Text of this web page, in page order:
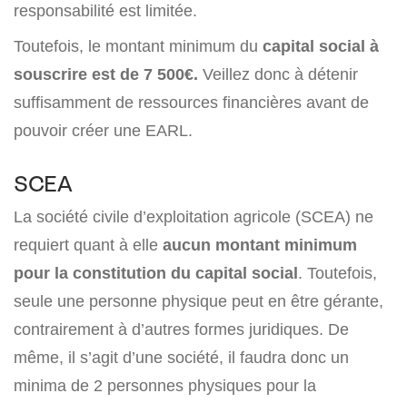
responsabilité est limitée.
Toutefois, le montant minimum du capital social à
souscrire est de 7 500€. Veillez donc à détenir
suffisamment de ressources financières avant de
pouvoir créer une EARL.
SCEA
La société civile d’exploitation agricole (SCEA) ne
requiert quant à elle aucun montant minimum
pour la constitution du capital social. Toutefois,
seule une personne physique peut en être gérante,
contrairement à d’autres formes juridiques. De
même, il s’agit d’une société, il faudra donc un
minima de 2 personnes physiques pour la